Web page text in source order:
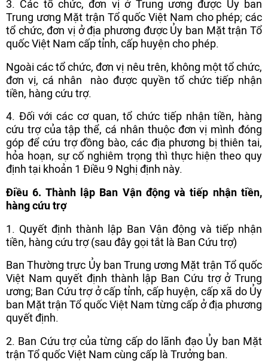
3. Các tổ chức, đơn vị ở Trung ương được Ủy ban
Trung ương Mặt trận Tổ quốc Việt Nam cho phép; các
tổ chức, đơn vị ở địa phương được Ủy ban Mặt trận Tổ
quốc Việt Nam cấp tỉnh, cấp huyện cho phép.
Ngoài các tổ chức, đơn vị nêu trên, không một tổ chức,
đơn vị, cá nhân nào được quyền tổ chức tiếp nhận
tiền, hàng cứu trợ.
4. Đối với các cơ quan, tổ chức tiếp nhận tiền, hàng
cứu trợ của tập thể, cá nhân thuộc đơn vị mình đóng
góp để cứu trợ đồng bào, các địa phương bị thiên tai,
hỏa hoạn, sự cố nghiêm trọng thì thực hiện theo quy
định tại khoản 1 Điều 9 Nghị định này.
Điều 6. Thành lập Ban Vận động và tiếp nhận tiền,
hàng cứu trợ
1. Quyết định thành lập Ban Vận động và tiếp nhận
tiền, hàng cứu trợ (sau đây gọi tắt là Ban Cứu trợ)
Ban Thường trực Ủy ban Trung ương Mặt trận Tổ quốc
Việt Nam quyết định thành lập Ban Cứu trợ ở Trung
ương; Ban Cứu trợ ở cấp tỉnh, cấp huyện, cấp xã do Ủy
ban Mặt trận Tổ quốc Việt Nam từng cấp ở địa phương
quyết định.
2. Ban Cứu trợ của từng cấp do lãnh đạo Ủy ban Mặt
trận Tổ quốc Việt Nam cùng cấp là Trưởng ban.